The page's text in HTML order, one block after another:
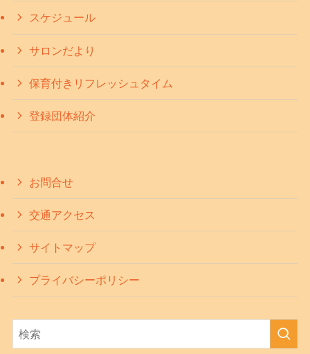
スケジュール
サロンだより
保育付きリフレッシュタイム
登録団体紹介
お問合せ
交通アクセス
サイトマップ
プライバシーポリシー